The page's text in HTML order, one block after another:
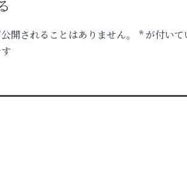
開されることはありません。 *が付いて